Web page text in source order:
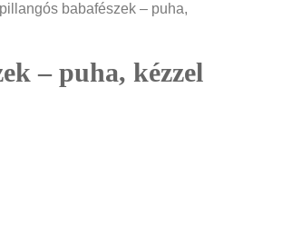
babafészek – puha,
– puha, kézzel